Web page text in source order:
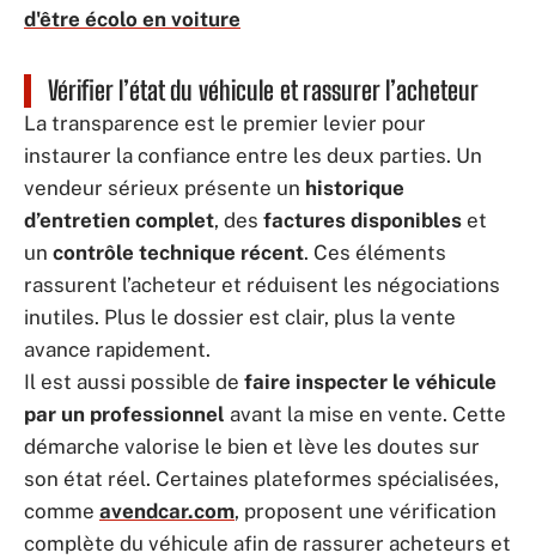
d'être écolo en voiture
Vérifier l’état du véhicule et rassurer l’acheteur
La transparence est le premier levier pour
instaurer la confiance entre les deux parties. Un
vendeur sérieux présente un historique
d’entretien complet, des factures disponibles et
un contrôle technique récent. Ces éléments
rassurent l’acheteur et réduisent les négociations
inutiles. Plus le dossier est clair, plus la vente
avance rapidement.
Il est aussi possible de faire inspecter le véhicule
par un professionnel avant la mise en vente. Cette
démarche valorise le bien et lève les doutes sur
son état réel. Certaines plateformes spécialisées,
comme avendcar.com, proposent une vérification
complète du véhicule afin de rassurer acheteurs et